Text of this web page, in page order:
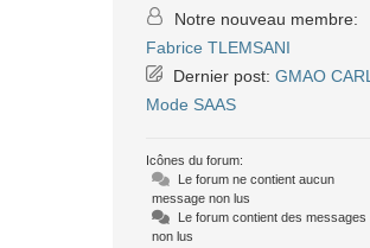
Notre nouveau membre:
Fabrice TLEMSANI
Dernier post: GMAO CARL
Mode SAAS
Icônes du forum:
Le forum ne contient aucun
message non lus
Le forum contient des messages
non lus